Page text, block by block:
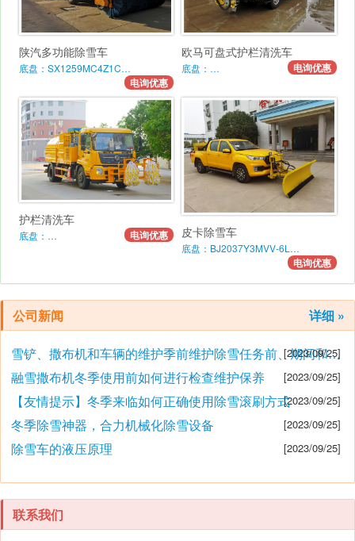
陕汽多功能除雪车
底盘：SX1259MC4Z1C…
电询优惠
欧马可盘式护栏清洗车
底盘：… 电询优惠
护栏清洗车
底盘：… 电询优惠 皮卡除雪车
底盘：BJ2037Y3MVV-6L…
电询优惠
公司新闻 详细 »
雪铲、撒布机和车辆的维护季前维护除雪任务前、期间和之后的维护要点
[2023/09/25]
融雪撒布机冬季使用前如何进行检查维护保养 [2023/09/25]
【友情提示】冬季来临如何正确使用除雪滚刷方式[2023/09/25]
冬季除雪神器，合力机械化除雪设备 [2023/09/25]
除雪车的液压原理 [2023/09/25]
联系我们